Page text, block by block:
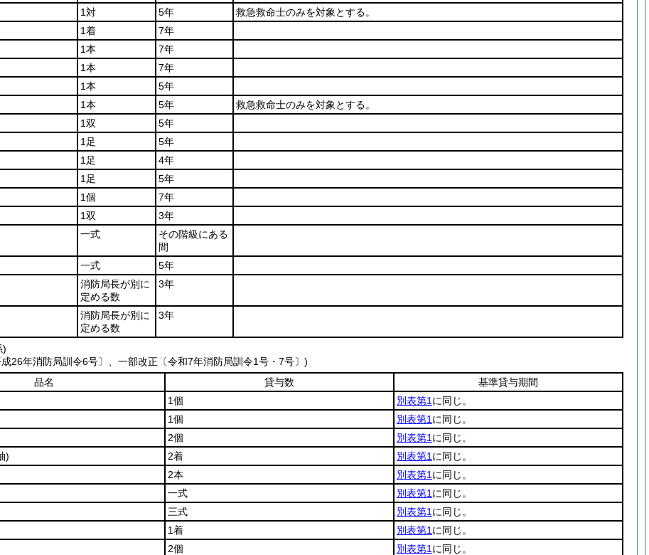
1対 5年
救急救命士のみを対象とする。
1着
7年
1本
7年
1本
7年
1本
5年
1本 5年
救急救命士のみを対象とする。
1双
5年
1足
5年
1足
4年
1足
5年
1個
7年
1双
3年
一式
その階級にある
間
一式
5年
消防局長が別に
定める数
3年
消防局長が別に
定める数
3年
)
26年消防局訓令6号〕、一部改正〔令和7年消防局訓令1号・7号〕)
品名
貸与数
基準貸与期間
1個 別表第1 に同じ。
1個 別表第1 に同じ。
2個 別表第1 に同じ。
) 2着 別表第1 に同じ。
2本 別表第1 に同じ。
一式 別表第1 に同じ。
三式 別表第1 に同じ。
1着 別表第1 に同じ。
2個 別表第1 に同じ。